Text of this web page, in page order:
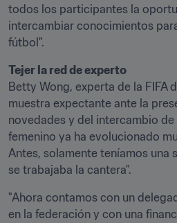
todos los participantes la
intercambiar conocimientos
fútbol".
Tejer la red de experto
Betty Wong, experta de la FIFA
muestra expectante ante la
novedades y del intercambio de
femenino ya ha evolucionado
Antes, solamente teníamos una
se trabajaba la cantera".
"Ahora contamos con un
en la federación y con una